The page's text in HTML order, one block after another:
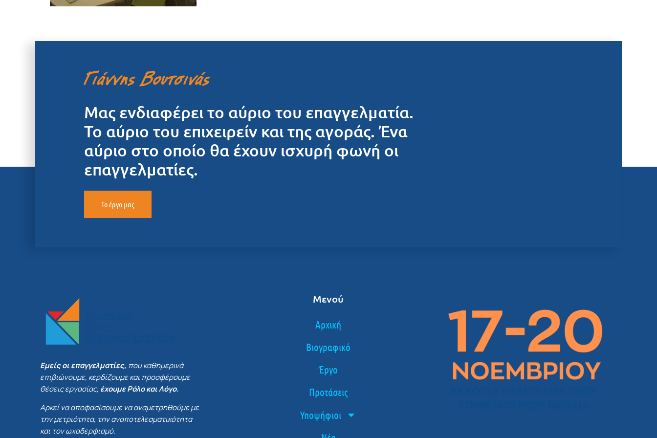
Μας ενδιαφέρει το αύριο του επαγγελματία.
Το αύριο του επιχειρείν και της αγοράς. Ένα
αύριο στο οποίο θα έχουν ισχυρή φωνή οι
επαγγελματίες.
Το έργο μας
Εμείς οι επαγγελματίες, που καθημερινά
επιβιώνουμε, κερδίζουμε και προσφέρουμε
θέσεις εργασίας, έχουμε Ρόλο και Λόγο.
Αρκεί να αποφασίσουμε να αναμετρηθούμε με
την μετριότητα, την αναποτελεσματικότητα
και τον ωχαδερφισμό.
Μενού
Αρχική
Βιογραφικό
Έργο
Προτάσεις
Υποψήφιοι